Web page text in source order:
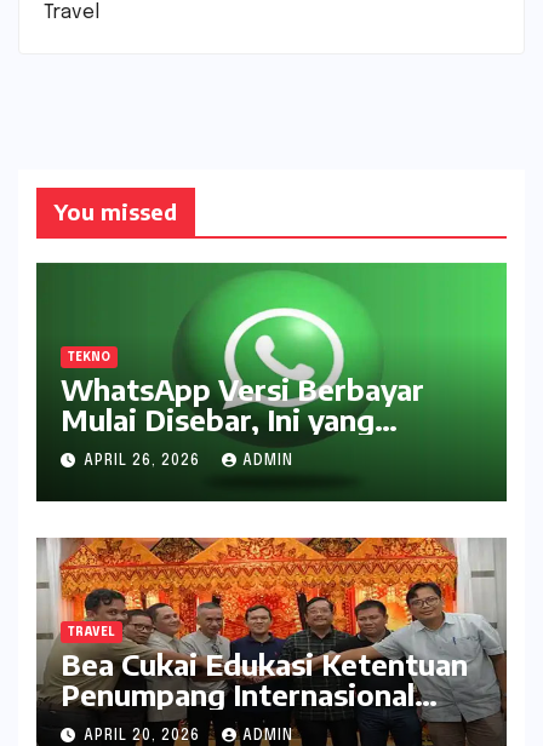
Travel
You missed
TEKNO
WhatsApp Versi Berbayar
Mulai Disebar, Ini yang
Didapat Pengguna
APRIL 26, 2026 ADMIN
TRAVEL
Bea Cukai Edukasi Ketentuan
Penumpang Internasional
kepada Pelaku Usaha Travel
APRIL 20, 2026 ADMIN